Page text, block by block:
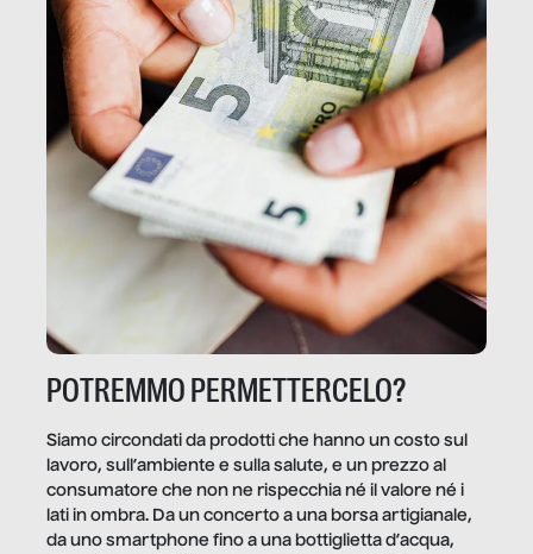
POTREMMO PERMETTERCELO?
Siamo circondati da prodotti che hanno un costo sul
lavoro, sull’ambiente e sulla salute, e un prezzo al
consumatore che non ne rispecchia né il valore né i
lati in ombra. Da un concerto a una borsa artigianale,
da uno smartphone fino a una bottiglietta d’acqua,